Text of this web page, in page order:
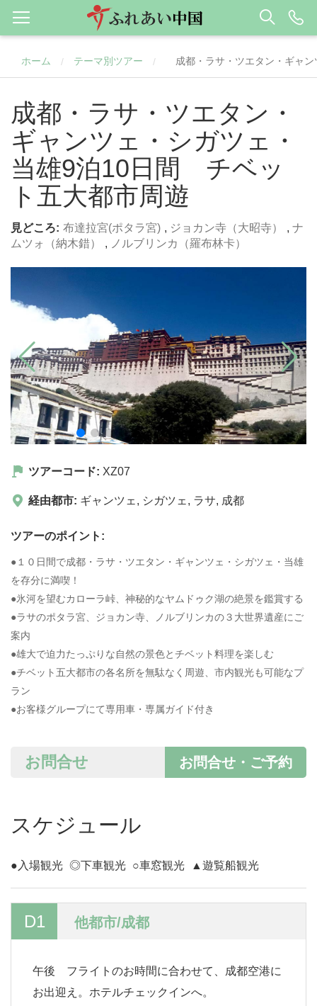
ホーム / テーマ別ツアー / 成都・ラサ・ツエタン・ギャ
成都・ラサ・ツエタン・
ギャンツェ・シガツェ・
当雄9泊10日間 チベッ
ト五大都市周遊
見どころ: 布達拉宮(ポタラ宮) , ジョカン寺（大昭寺） , ナ
ムツォ（納木錯）
, ノルブリンカ（羅布林卡）
ツアーコード: XZ07
経由都市: ギャンツェ , シガツェ , ラサ, 成都
ツアーのポイント:
●１０日間で成都・ラサ・ツエタン・ギャンツェ・シガツェ・当雄
を存分に満喫！
●氷河を望むカローラ峠、神秘的なヤムドゥク湖の絶景を鑑賞する
●ラサのポタラ宮、ジョカン寺、ノルブリンカの３大世界遺産にご
案内
●雄大で迫力たっぷりな自然の景色とチベット料理を楽しむ
●チベット五大都市の各名所を無駄なく周遊、市内観光も可能なプ
ラン
●お客様グループにて専用車・専属ガイド付き
お問合せ・ご予約
お問合せ
スケジュール
●入場観光 ◎下車観光 ○車窓観光 ▲遊覧船観光
D1 他都市/成都
午後 フライトのお時間に合わせて、成都空港に
お出迎え。ホテルチェックインへ。